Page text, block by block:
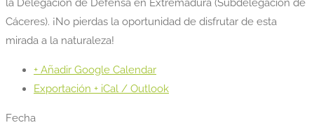
la Delegación de Defensa en Extremadura (Subdelegación de
Cáceres). ¡No pierdas la oportunidad de disfrutar de esta
mirada a la naturaleza!
+ Añadir Google Calendar
Exportación + iCal / Outlook
Fecha